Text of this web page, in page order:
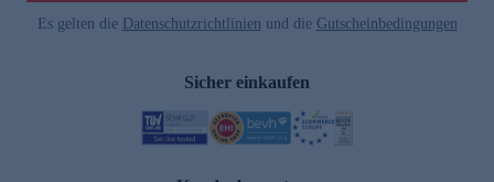
Es gelten die Datenschutzrichtlinien und die Gutscheinbedingungen
Sicher einkaufen